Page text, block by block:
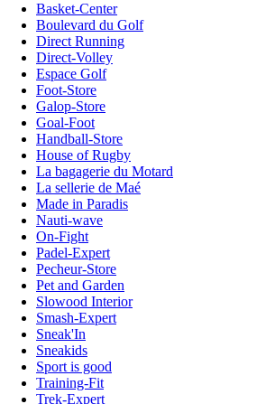
Basket-Center
Boulevard du Golf
Direct Running
Direct-Volley
Espace Golf
Foot-Store
Galop-Store
Goal-Foot
Handball-Store
House of Rugby
La bagagerie du Motard
La sellerie de Maé
Made in Paradis
Nauti-wave
On-Fight
Padel-Expert
Pecheur-Store
Pet and Garden
Slowood Interior
Smash-Expert
Sneak'In
Sneakids
Sport is good
Training-Fit
Trek-Expert